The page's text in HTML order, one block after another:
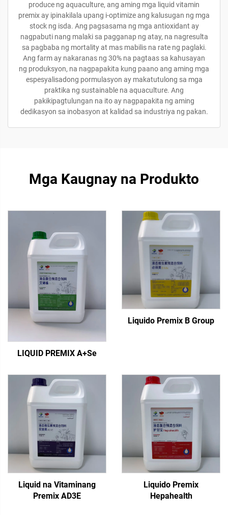
produce ng aquaculture, ang aming mga liquid vitamin
premix ay ipinakilala upang i-optimize ang kalusugan ng mga
stock ng isda. Ang pagsasama ng mga antioxidant ay
nagpabuti nang malaki sa pagganap ng atay, na nagresulta
sa pagbaba ng mortality at mas mabilis na rate ng paglaki.
Ang farm ay nakaranas ng 30% na pagtaas sa kahusayan
ng produksyon, na nagpapakita kung paano ang aming mga
espesyalisadong pormulasyon ay makatutulong sa mga
praktika ng sustainable na aquaculture. Ang
pakikipagtulungan na ito ay nagpapakita ng aming
dedikasyon sa inobasyon at kalidad sa industriya ng pakan.
Mga Kaugnay na Produkto
LIQUID PREMIX A+Se
Liquido Premix B Group
Liquid na Vitaminang
Premix AD3E
Liquido Premix
Hepahealth